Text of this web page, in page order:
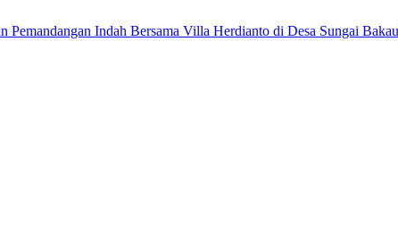
Pemandangan Indah Bersama Villa Herdianto di Desa Sungai